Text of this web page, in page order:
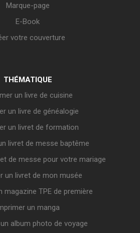
Marque-page
E-Book
votre couverture
THÉMATIQUE
un livre de cuisine
un livre de généalogie
un livret de formation
livret de messe baptême
de messe pour votre mariage
un livret de mon musée
magazine TPE de première
un manga
album photo de voyage